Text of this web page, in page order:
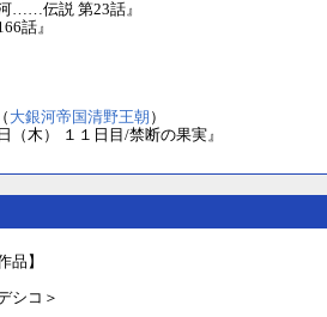
……伝説 第23話』
話』
大銀河帝国清野王朝 ）
（木） １１日目/禁断の果実』
品】
シコ＞